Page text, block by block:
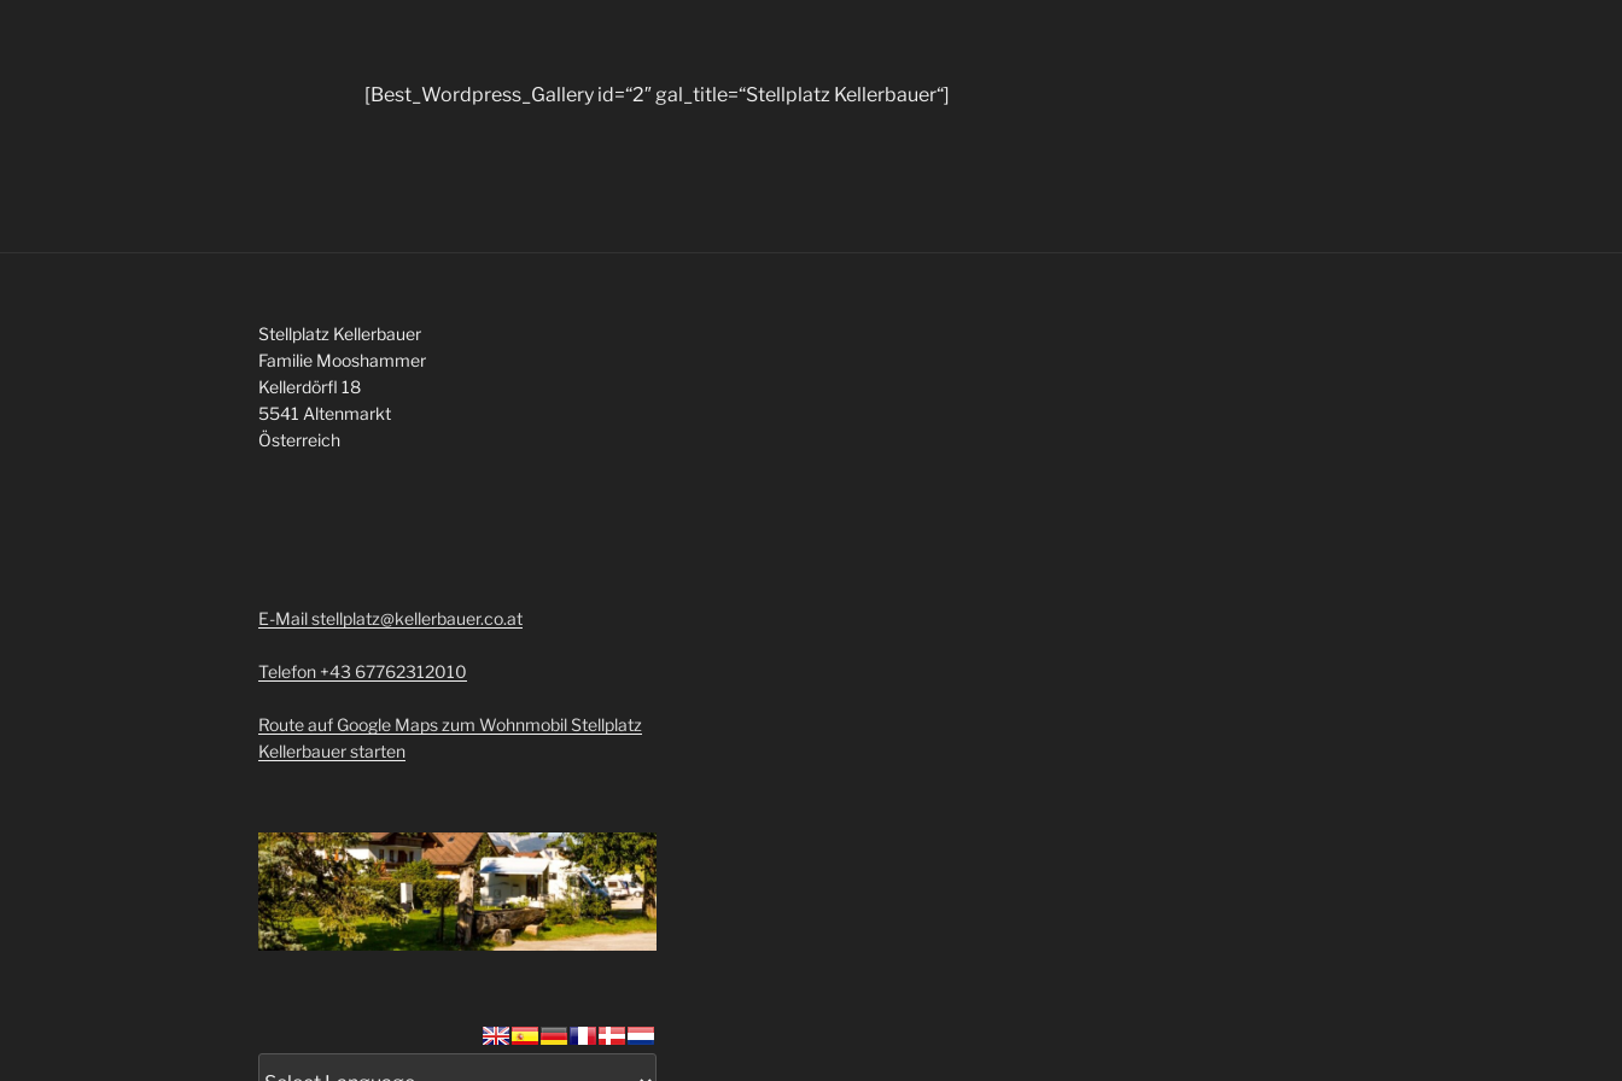
[Best_Wordpress_Gallery id=“2″ gal_title=“Stellplatz Kellerbauer“]
Stellplatz Kellerbauer
Familie Mooshammer
Kellerdörfl 18
5541 Altenmarkt
Österreich
E-Mail stellplatz@kellerbauer.co.at
Telefon +43 67762312010
Route auf Google Maps zum Wohnmobil Stellplatz
Kellerbauer starten